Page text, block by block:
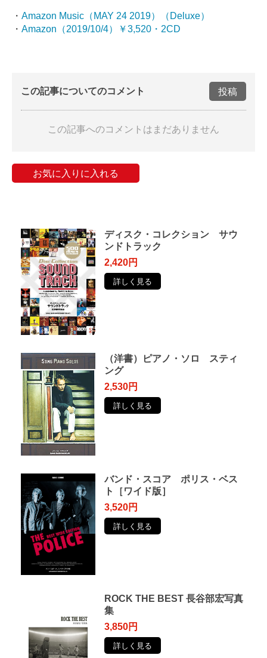
・ Amazon Music（MAY 24 2019）（Deluxe）
・ Amazon（2019/10/4）￥3,520・2CD
この記事についてのコメント 投稿
この記事へのコメントはまだありません
お気に入りに入れる
ディスク・コレクション サウ
ンドトラック
2,420円
詳しく見る
（洋書）ピアノ・ソロ スティ
ング
2,530円
詳しく見る
バンド・スコア ポリス・ベス
ト［ワイド版］
3,520円
詳しく見る
ROCK THE BEST 長谷部宏写真
集
3,850円
詳しく見る